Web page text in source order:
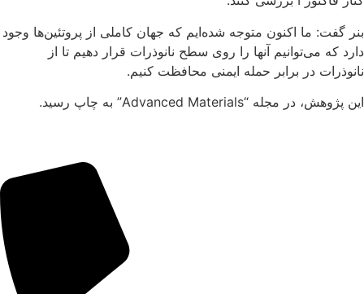
بنر گفت: ما اکنون متوجه شده‌ایم که جهان کاملی از پروتئین‌ها وجود
دارد که می‌توانیم آنها را روی سطح نانوذرات قرار دهیم تا از
نانوذرات در برابر حمله ایمنی محافظت کنیم.
این پژوهش، در مجله “Advanced Materials” به چاپ رسید.